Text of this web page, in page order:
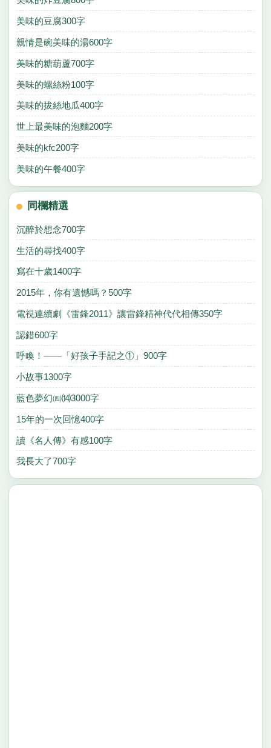
美味的豆腐300字
親情是碗美味的湯600字
美味的糖葫蘆700字
美味的螺絲粉100字
美味的拔絲地瓜400字
世上最美味的泡麵200字
美味的kfc200字
美味的午餐400字
同欄精選
沉醉於想念700字
生活的尋找400字
寫在十歲1400字
2015年，你有遺憾嗎？500字
電視連續劇《雷鋒2011》讓雷鋒精神代代相傳350字
認錯600字
呼喚！——「好孩子手記之①」900字
小故事1300字
藍色夢幻㈣⒁3000字
15年的一次回憶400字
讀《名人傳》有感100字
我長大了700字